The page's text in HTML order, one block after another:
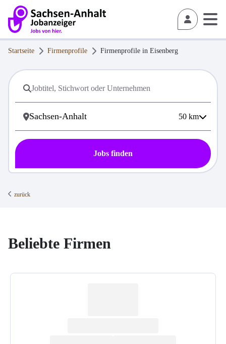
Startseite Firmenprofile Firmenprofile in Eisenberg
50 km
Jobs finden
zurück
Beliebte Firmen